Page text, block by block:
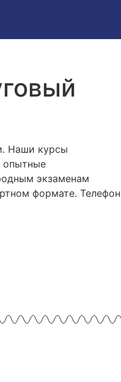
Наши курсы
опытные
экзаменам
формате. Телефон